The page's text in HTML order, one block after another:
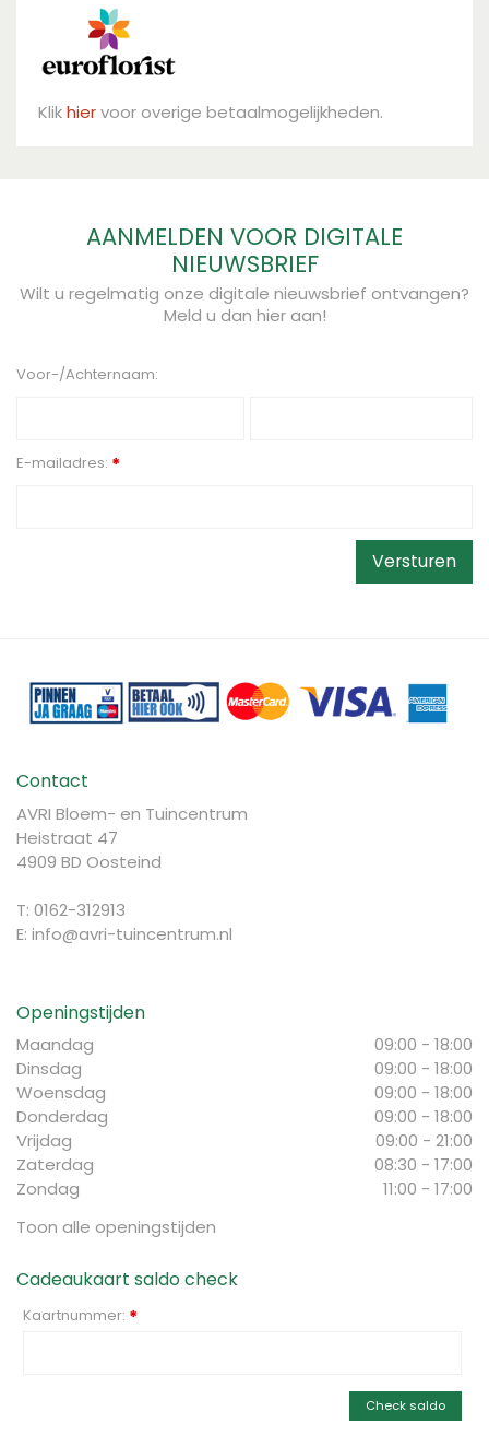
Klikhiervoor overige betaalmogelijkheden.
AANMELDEN VOOR DIGITALE
NIEUWSBRIEF
Wilt u regelmatig onze digitale nieuwsbrief ontvangen?
Meld u dan hier aan!
Voor-/Achternaam:
E-mailadres: *
Contact
AVRI Bloem- en Tuincentrum
Heistraat 47
4909 BD Oosteind
T: 0162-312913
E: info@avri-tuincentrum.nl
Openingstijden
Maandag
09:00 - 18:00
Dinsdag
09:00 - 18:00
Woensdag
09:00 - 18:00
Donderdag
09:00 - 18:00
Vrijdag
09:00 - 21:00
Zaterdag
08:30 - 17:00
Zondag
11:00 - 17:00
Toon alle openingstijden
Cadeaukaart saldo check
Kaartnummer: *
Check saldo